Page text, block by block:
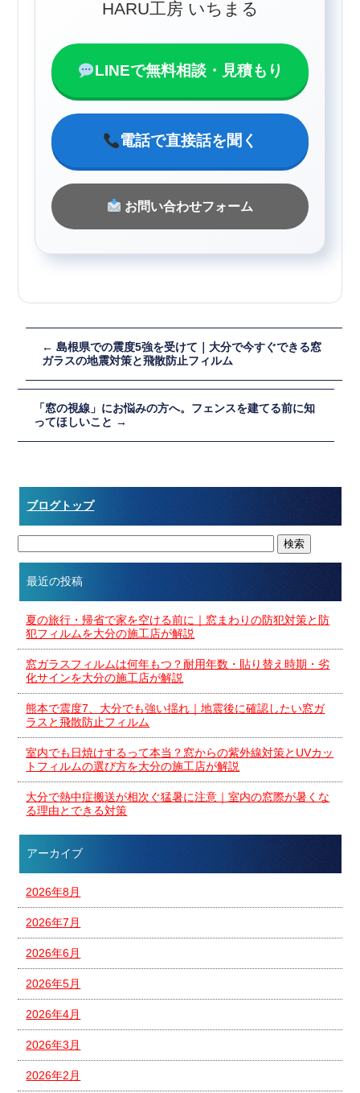
HARU工房 いちまる
LINEで無料相談・見積もり
電話で直接話を聞く
お問い合わせフォーム
← 島根県での震度5強を受けて｜大分で今すぐできる窓
ガラスの地震対策と飛散防止フィルム
「窓の視線」にお悩みの方へ。フェンスを建てる前に知
ってほしいこと →
ブログトップ
最近の投稿
夏の旅行・帰省で家を空ける前に｜窓まわりの防犯対策と防
犯フィルムを大分の施工店が解説
窓ガラスフィルムは何年もつ？耐用年数・貼り替え時期・劣
化サインを大分の施工店が解説
熊本で震度7、大分でも強い揺れ｜地震後に確認したい窓ガ
ラスと飛散防止フィルム
室内でも日焼けするって本当？窓からの紫外線対策とUVカッ
トフィルムの選び方を大分の施工店が解説
大分で熱中症搬送が相次ぐ猛暑に注意｜室内の窓際が暑くな
る理由とできる対策
アーカイブ
2026年8月
2026年7月
2026年6月
2026年5月
2026年4月
2026年3月
2026年2月